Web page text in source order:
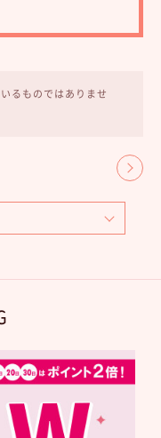
るものではありませ